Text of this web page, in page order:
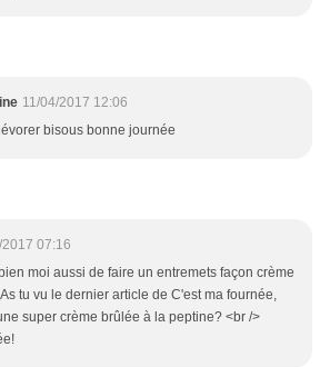
11/04/2017 12:06
bisous bonne journée
2017 07:16
moi aussi de faire un entremets façon crème
tu vu le dernier article de C'est ma fournée,
super crème brûlée à la peptine? <br />